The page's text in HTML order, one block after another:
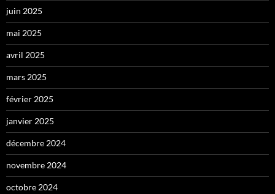
juin 2025
mai 2025
avril 2025
mars 2025
février 2025
janvier 2025
décembre 2024
novembre 2024
octobre 2024